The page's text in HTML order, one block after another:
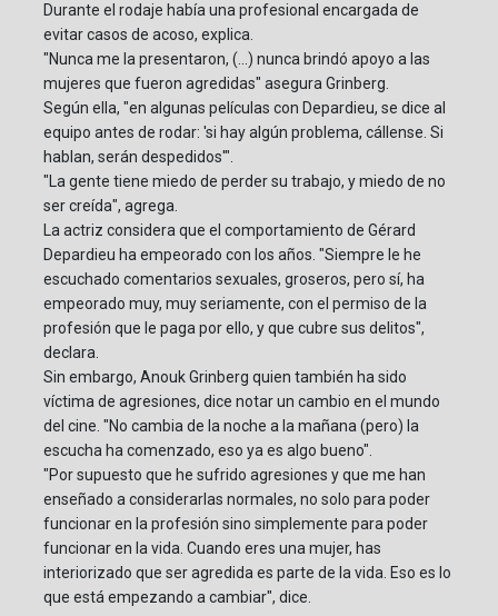
Durante el rodaje había una profesional encargada de
evitar casos de acoso, explica.
"Nunca me la presentaron, (...) nunca brindó apoyo a las
mujeres que fueron agredidas" asegura Grinberg.
Según ella, "en algunas películas con Depardieu, se dice al
equipo antes de rodar: 'si hay algún problema, cállense. Si
hablan, serán despedidos'".
"La gente tiene miedo de perder su trabajo, y miedo de no
ser creída", agrega.
La actriz considera que el comportamiento de Gérard
Depardieu ha empeorado con los años. "Siempre le he
escuchado comentarios sexuales, groseros, pero sí, ha
empeorado muy, muy seriamente, con el permiso de la
profesión que le paga por ello, y que cubre sus delitos",
declara.
Sin embargo, Anouk Grinberg quien también ha sido
víctima de agresiones, dice notar un cambio en el mundo
del cine. "No cambia de la noche a la mañana (pero) la
escucha ha comenzado, eso ya es algo bueno".
"Por supuesto que he sufrido agresiones y que me han
enseñado a considerarlas normales, no solo para poder
funcionar en la profesión sino simplemente para poder
funcionar en la vida. Cuando eres una mujer, has
interiorizado que ser agredida es parte de la vida. Eso es lo
que está empezando a cambiar", dice.